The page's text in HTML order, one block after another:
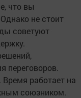
что вы
не стоит
советуют
переговоров.
работает на
союзником.